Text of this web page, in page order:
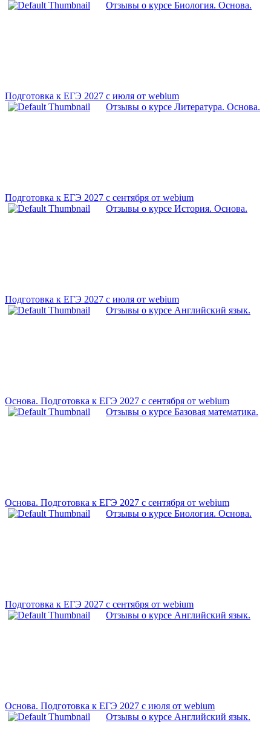
Отзывы о курсе Биология. Основа.
Подготовка к ЕГЭ 2027 с июля от webium
Отзывы о курсе Литература. Основа.
Подготовка к ЕГЭ 2027 с сентября от webium
Отзывы о курсе История. Основа.
Подготовка к ЕГЭ 2027 с июля от webium
Отзывы о курсе Английский язык.
Основа. Подготовка к ЕГЭ 2027 с сентября от webium
Отзывы о курсе Базовая математика.
Основа. Подготовка к ЕГЭ 2027 с сентября от webium
Отзывы о курсе Биология. Основа.
Подготовка к ЕГЭ 2027 с cентября от webium
Отзывы о курсе Английский язык.
Основа. Подготовка к ЕГЭ 2027 с июля от webium
Отзывы о курсе Английский язык.